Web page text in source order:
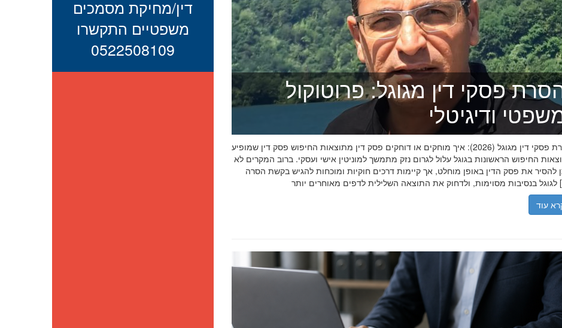
פסקי דין מגוגל: פרוטוקול
ודיגיטלי
הסרת פסקי דין מגוגל (2026): איך מוחקים או דוחקים פסק דין מתוצאות החיפוש פסק דין שמופיע
החיפוש הראשונות בגוגל עלול לגרום נזק מתמשך למוניטין אישי ועסקי. ברוב המקרים לא
להסיר את פסק הדין באופן מוחלט, אך קיימות דרכים חוקיות ומוכחות להגיש בקשת הסרה
[…]
עוד
דין/מחיקת מסמכים
משפטיים התקשרו
0522508109